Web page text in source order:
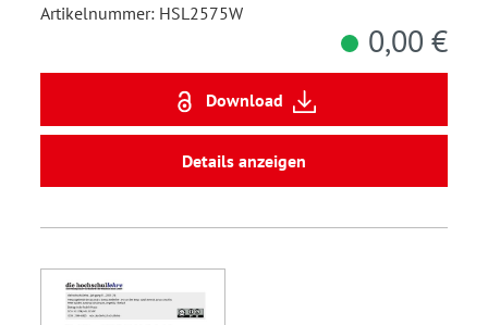
Artikelnummer: HSL2575W
0,00 €
Download
Details anzeigen